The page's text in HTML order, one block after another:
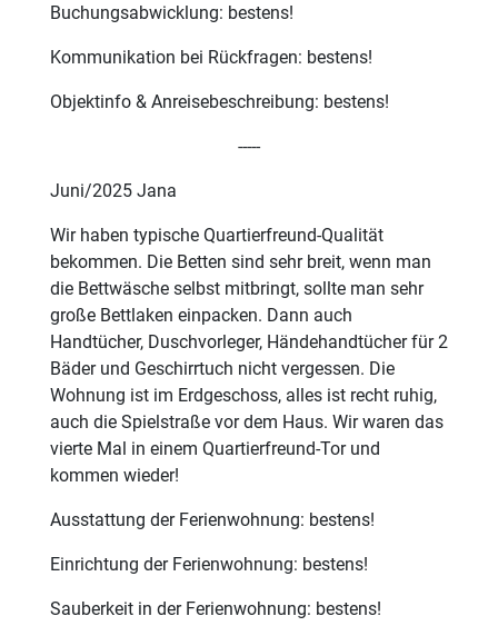
Buchungsabwicklung: bestens!
Kommunikation bei Rückfragen: bestens!
Objektinfo & Anreisebeschreibung: bestens!
-----
Juni/2025 Jana
Wir haben typische Quartierfreund-Qualität
bekommen. Die Betten sind sehr breit, wenn man
die Bettwäsche selbst mitbringt, sollte man sehr
große Bettlaken einpacken. Dann auch
Handtücher, Duschvorleger, Händehandtücher für 2
Bäder und Geschirrtuch nicht vergessen. Die
Wohnung ist im Erdgeschoss, alles ist recht ruhig,
auch die Spielstraße vor dem Haus. Wir waren das
vierte Mal in einem Quartierfreund-Tor und
kommen wieder!
Ausstattung der Ferienwohnung: bestens!
Einrichtung der Ferienwohnung: bestens!
Sauberkeit in der Ferienwohnung: bestens!